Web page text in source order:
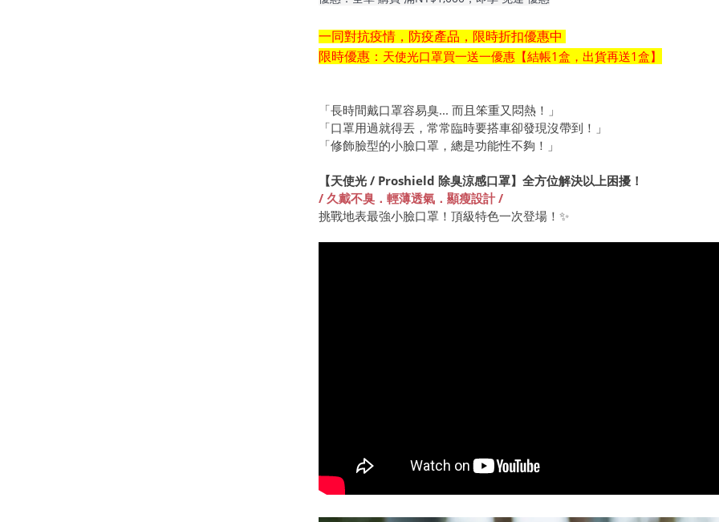
一同對抗疫情，防疫產品，限時折扣優惠中
限時優惠： 天使光口罩買一送一優惠【結帳1盒，出貨再送1盒】
「長時間戴口罩容易臭... 而且笨重又悶熱！」
「口罩用過就得丟，常常臨時要搭車卻發現沒帶到！」
「修飾臉型的小臉口罩，總是功能性不夠！」
【天使光 / Proshield 除臭涼感口罩】全方位解決以上困擾！
/ 久戴不臭．輕薄透氣．顯瘦設計 /
挑戰地表最強小臉口罩！頂級特色一次登場！✨